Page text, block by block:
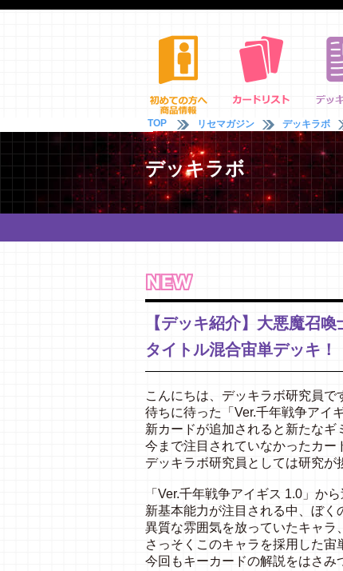
TOP リセマガジン デッキラボ
デッキラボ
【デッキ紹介】大悪魔召
タイトル混合宙単デッキ！
こんにちは、デッキラボ研究員で
待ちに待った「Ver.千年戦争アイ
新カードが追加されると新たなギ
今まで注目されていなかったカー
デッキラボ研究員としては研究が
「Ver.千年戦争アイギス 1.0」か
新基本能力が注目される中、ぼく
異質な雰囲気を放っていたキャラ、
さっそくこのキャラを採用した宙
今回もキーカードの解説をはさみ